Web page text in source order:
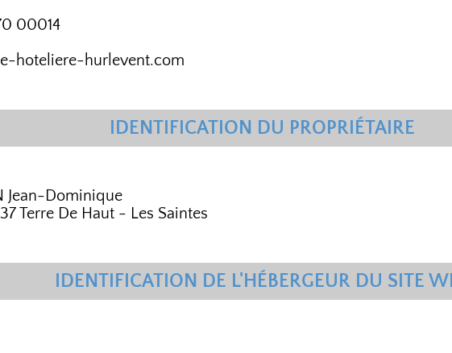
00014
hoteliere-hurlevent.com
IDENTIFICATION DU PROPRIÉTAIRE
Jean-Dominique
Terre De Haut - Les Saintes
IDENTIFICATION DE L'HÉBERGEUR DU SITE